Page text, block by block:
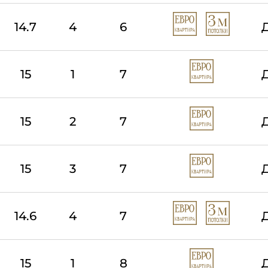
14.7 4 6
15 1 7
15 2 7
15 3 7
14.6 4 7
15 1 8